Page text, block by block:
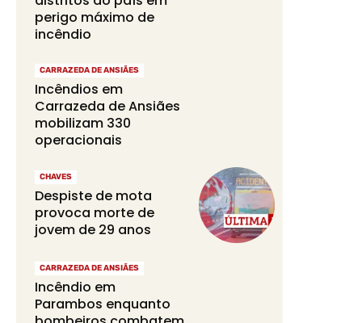
perigo máximo de
incêndio
CARRAZEDA DE ANSIÃES
Incêndios em
Carrazeda de Ansiães
mobilizam 330
operacionais
CHAVES
Despiste de mota
provoca morte de
jovem de 29 anos
CARRAZEDA DE ANSIÃES
Incêndio em
Parambos enquanto